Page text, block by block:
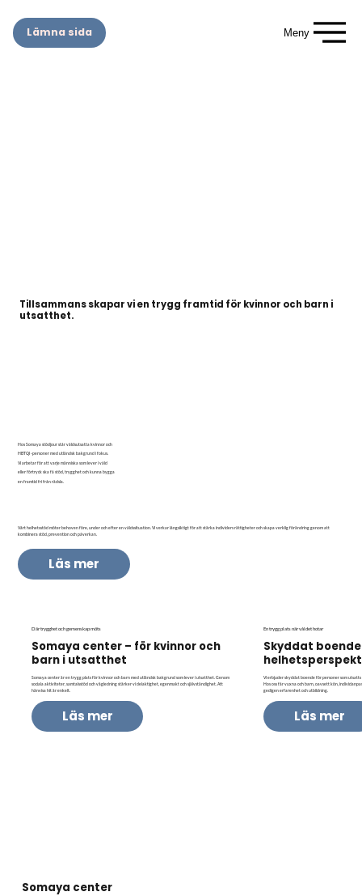
Lämna sida Meny
Tillsammans skapar vi en trygg framtid för kvinnor och barn i
utsatthet.
Hos Somaya stödjour står våldsutsatta kvinnor och
HBTQI-personer med utländsk bakgrund i fokus.
Vi arbetar för att varje människa som lever i våld
eller förtryck ska få stöd, trygghet och kunna bygga
en framtid fri från rädsla.
Vårt helhetsstöd möter behoven före, under och efter en våldssituation. Vi verkar långsiktigt för att stärka individers rättigheter och skapa verklig förändring genom att
kombinera stöd, prevention och påverkan.
Där trygghet och gemenskap möts
Somaya center – för kvinnor och
barn i utsatthet
Somaya center är en trygg plats för kvinnor och barn med utländsk bakgrund som lever i utsatthet. Genom
sociala aktiviteter, samtalsstöd och vägledning stärker vi delaktighet, egenmakt och självständighet. Att
hänvisa hit är enkelt.
En trygg plats när våldet hotar
Skyddat
Vi erbjuder skyddat boende för personer som
Hos oss får vuxna och barn, oavsett kön,
gedigen erfarenhet och utbildning.
Somaya center